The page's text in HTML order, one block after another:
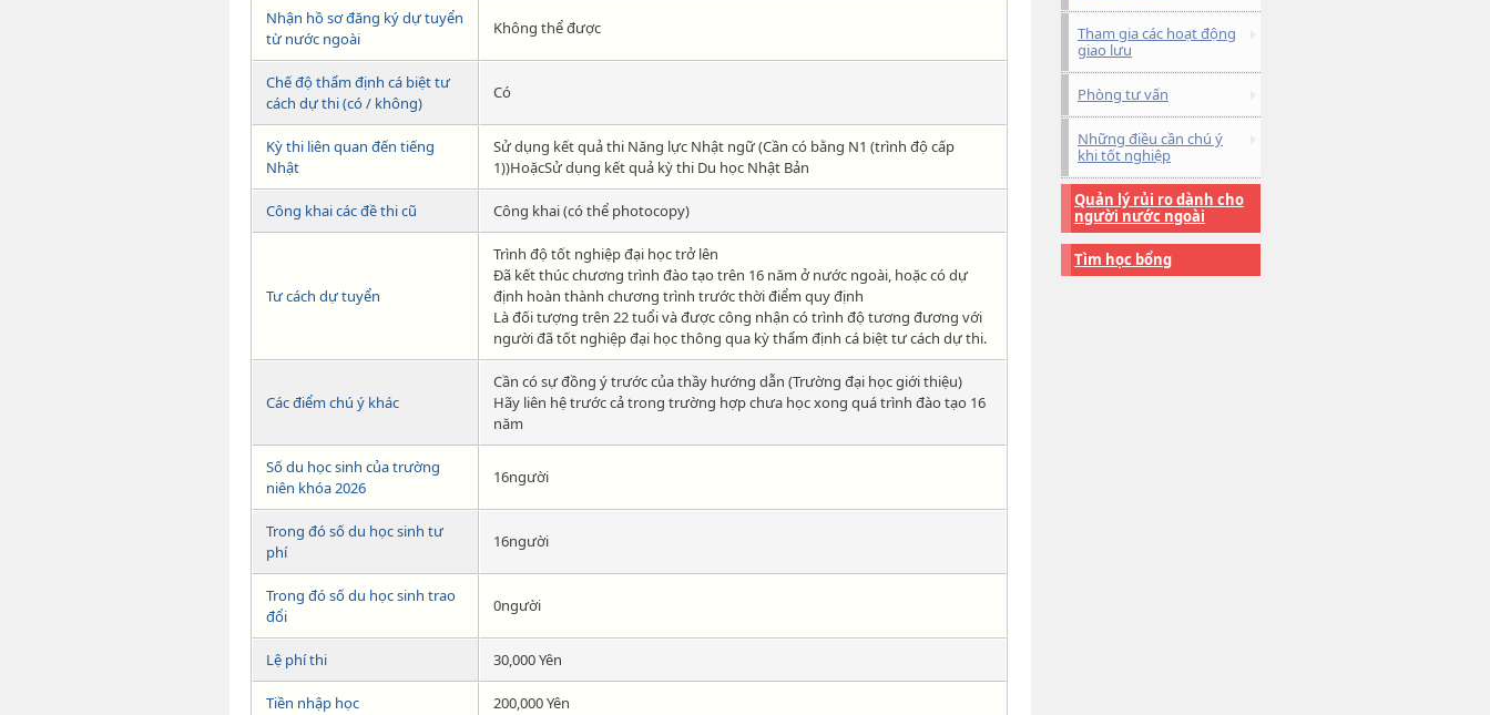
Nhận hồ sơ đăng ký dự tuyển
từ nước ngoài
Không thể được
Chế độ thẩm định cá biệt tư
cách dự thi (có / không)
Có
Kỳ thi liên quan đến tiếng
Nhật
Sử dụng kết quả thi Năng lực Nhật ngữ (Cần có bằng N1 (trình độ cấp
1))HoặcSử dụng kết quả kỳ thi Du học Nhật Bản
Công khai các đề thi cũ Công khai (có thể photocopy)
Tư cách dự tuyển
Trình độ tốt nghiệp đại học trở lên
Đã kết thúc chương trình đào tạo trên 16 năm ở nước ngoài, hoặc có dự
định hoàn thành chương trình trước thời điểm quy định
Là đối tượng trên 22 tuổi và được công nhận có trình độ tương đương với
người đã tốt nghiệp đại học thông qua kỳ thẩm định cá biệt tư cách dự thi.
Các điểm chú ý khác
Cần có sự đồng ý trước của thầy hướng dẫn (Trường đại học giới thiệu)
Hãy liên hệ trước cả trong trường hợp chưa học xong quá trình đào tạo 16
năm
Số du học sinh của trường
niên khóa 2026
16người
Trong đó số du học sinh tư
phí
16người
Trong đó số du học sinh trao
đổi
0người
Lệ phí thi 30,000 Yên
Tiền nhập học 200,000 Yên
Tham gia các hoạt động
giao lưu
Phòng tư vấn
Những điều cần chú ý
khi tốt nghiệp
Quản lý rủi ro dành cho
người nước ngoài
Tìm học bổng